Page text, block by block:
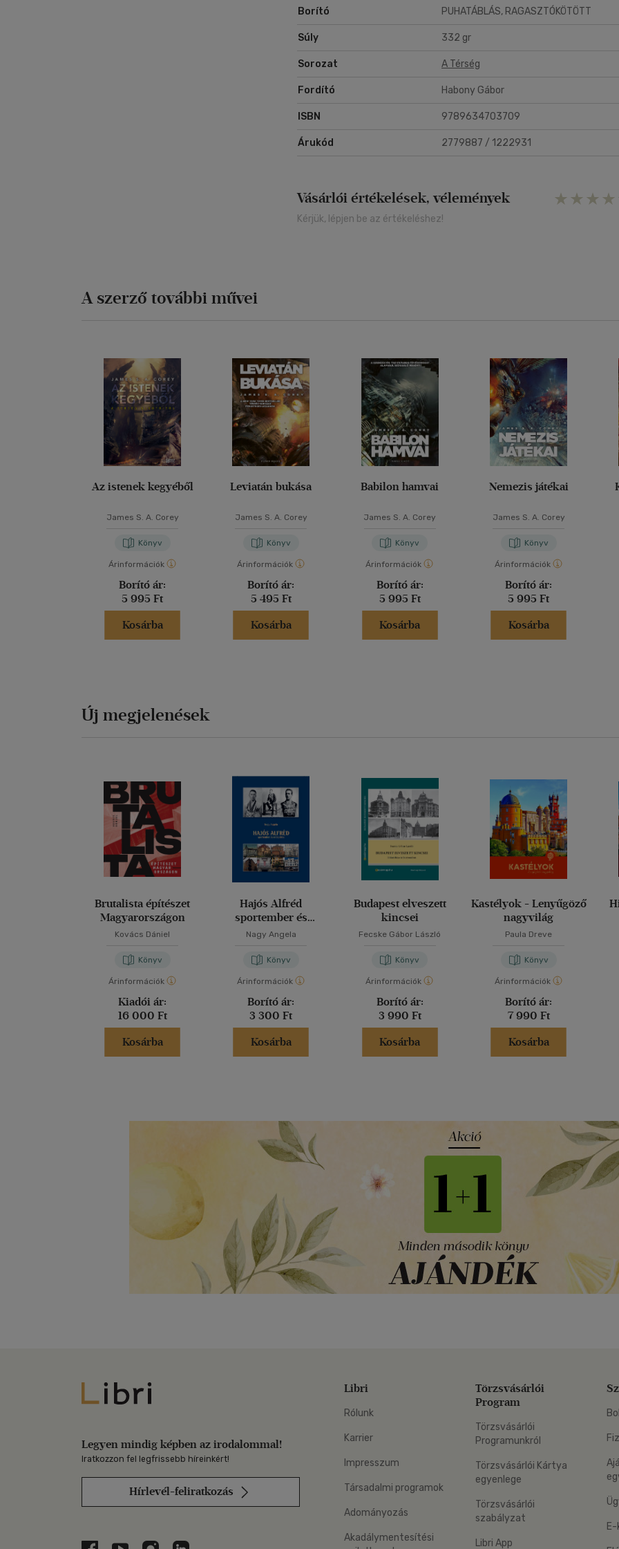
Borító PUHATÁBLÁS, RAGASZTÓKÖTÖTT
Súly 332 gr
Sorozat A Térség
Fordító Habony Gábor
ISBN 9789634703709
Árukód 2779887 / 1222931
Vásárlói értékelések, vélemények
Kérjük, lépjen be az értékeléshez!
A szerző további művei
Az istenek kegyéből
James S. A. Corey
Könyv
Árinformációk
Borító ár:
5 995 Ft
Kosárba
Leviatán bukása
James S. A. Corey
Könyv
Árinformációk
Borító ár:
5 495 Ft
Kosárba
Babilon hamvai
James S. A. Corey
Könyv
Árinformációk
Borító ár:
5 995 Ft
Kosárba
Nemezis játékai
James S. A. Corey
Könyv
Árinformációk
Borító ár:
5 995 Ft
Kosárba
Új megjelenések
Brutalista építészet
Magyarországon
Kovács Dániel
Könyv
Árinformációk
Kiadói ár:
16 000 Ft
Kosárba
Hajós Alfréd
sportember és
műépítész
Nagy Angela
Könyv
Árinformációk
Borító ár:
3 300 Ft
Kosárba
Budapest elveszett
kincsei
Fecske Gábor László
Könyv
Árinformációk
Borító ár:
3 990 Ft
Kosárba
Kastélyok - Lenyűgöző
nagyvilág
Paula Dreve
Könyv
Árinformációk
Borító ár:
7 990 Ft
Kosárba
Libri
Legyen mindig képben az irodalommal!
Iratkozzon fel legfrissebb híreinkért!
Hírlevél-feliratkozás
Libri
Rólunk
Karrier
Impresszum
Társadalmi programok
Adományozás
Akadálymentesítési
Törzsvásárlói
Program
Törzsvásárlói
Programunkról
Törzsvásárlói Kártya
egyenlege
Törzsvásárlói
szabályzat
Libri App